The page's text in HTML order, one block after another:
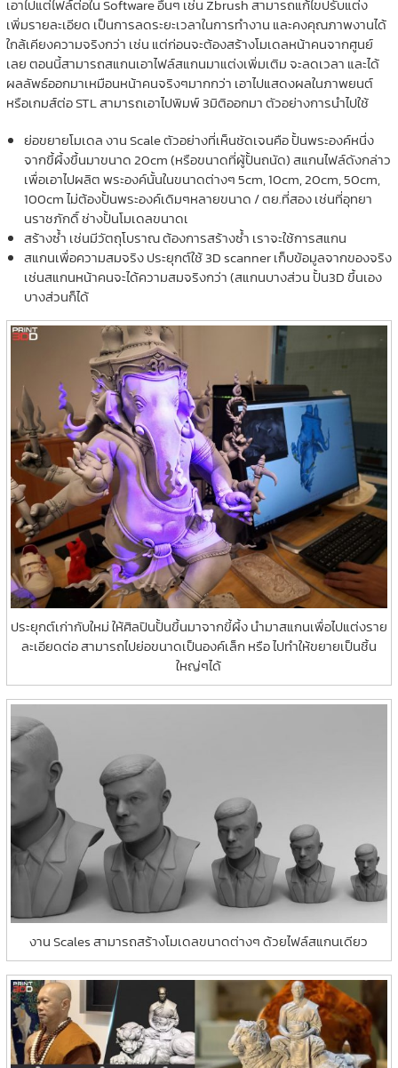
เอาไปแต่ไฟล์ต่อใน Software อื่นๆ เช่น Zbrush สามารถแก้ไขปรับแต่ง
เพิ่มรายละเอียด เป็นการลดระยะเวลาในการทำงาน และคงคุณภาพงานได้
ใกล้เคียงความจริงกว่า เช่น แต่ก่อนจะต้องสร้างโมเดลหน้าคนจากศูนย์
เลย ตอนนี้สามารถสแกนเอาไฟล์สแกนมาแต่งเพิ่มเติม จะลดเวลา และได้
ผลลัพธ์ออกมาเหมือนหน้าคนจริงๆมากกว่า เอาไปแสดงผลในภาพยนต์
หรือเกมส์ต่อ STL สามารถเอาไปพิมพ์ 3มิติออกมา ตัวอย่างการนำไปใช้
ย่อขยายโมเดล งาน Scale ตัวอย่างที่เห็นชัดเจนคือ ปั้นพระองค์หนึ่ง
จากขึ้ผึ้งขึ้นมาขนาด 20cm (หรือขนาดที่ผู้ปั้นถนัด) สแกนไฟล์ดังกล่าว
เพื่อเอาไปผลิต พระองค์นั้นในขนาดต่างๆ 5cm, 10cm, 20cm, 50cm,
100cm ไม่ต้องปั้นพระองค์เดิมๆหลายขนาด / ตย.ที่สอง เช่นที่อุทยา
นราชภักดิ์ ช่างปั้นโมเดลขนาดเ
สร้างซ้ำ เช่นมีวัตถุโบราณ ต้องการสร้างซ้ำ เราจะใช้การสแกน
สแกนเพื่อความสมจริง ประยุกต์ใช้ 3D scanner เก็บข้อมูลจากของจริง
เช่นสแกนหน้าคนจะได้ความสมจริงกว่า (สแกนบางส่วน ปั้น3D ขึ้นเอง
บางส่วนก็ได้
ประยุกต์เก่ากับใหม่ ให้ศิลปินปั้นขึ้นมาจากขี้ผึ้ง นำมาสแกนเพื่อไปแต่งราย
ละเอียดต่อ สามารถไปย่อขนาดเป็นองค์เล็ก หรือ ไปทำให้ขยายเป็นชิ้น
ใหญ่ๆได้
งาน Scales สามารถสร้างโมเดลขนาดต่างๆ ด้วยไฟล์สแกนเดียว